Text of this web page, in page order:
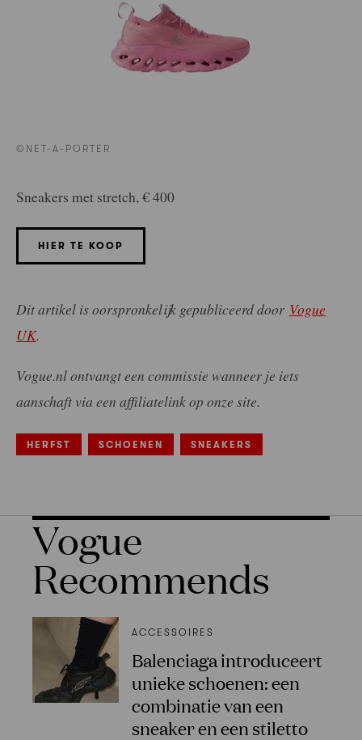
©NET-A-PORTER
Sneakers met stretch, € 400
HIER TE KOOP
Dit artikel is oorspronkelijk gepubliceerd door Vogue
UK.
Vogue.nl ontvangt een commissie wanneer je iets
aanschaft via een affiliatelink op onze site.
HERFST SCHOENEN SNEAKERS
Vogue
Recommends
ACCESSOIRES
Balenciaga introduceert
unieke schoenen: een
combinatie van een
sneaker en een stiletto